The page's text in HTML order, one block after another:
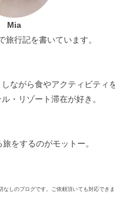
Mia
旅行記を書いています。
ながら食やアクティビティ
・リゾート滞在が好き。
をするのがモットー。
しのブログです。ご依頼頂いても対応できま